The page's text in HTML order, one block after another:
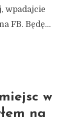
wpadajcie
FB. Będę...
w
na